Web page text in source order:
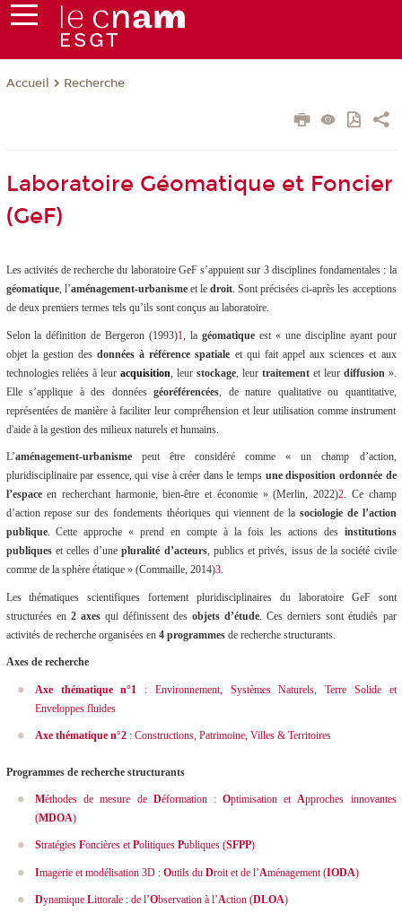
Accueil Recherche
Laboratoire Géomatique et Foncier
(GeF)
Les activités de recherche du laboratoire GeF s’appuient sur 3 disciplines fondamentales : la
géomatique, l’aménagement-urbanisme et le droit. Sont précisées ci-après les acceptions
de deux premiers termes tels qu’ils sont conçus au laboratoire.
Selon la définition de Bergeron (1993)1, la géomatiqueest « une discipline ayant pour
objet la gestion desdonnées à référence spatiale et qui fait appel aux sciences et aux
technologies reliées à leuracquisition, leurstockage, leur traitementet leur diffusion ».
Elle s’applique à des donnéesgéoréférencées, de nature qualitative ou quantitative,
représentées de manière à faciliter leur compréhension et leur utilisation comme instrument
d'aide à la gestion des milieux naturels et humains.
L’aménagement-urbanisme peut être considéré comme «un champ d’action,
pluridisciplinaire par essence, qui vise à créer dans le temps une disposition ordonnée de
l’espaceen recherchant harmonie, bien-être et économie» (Merlin, 2022)2. Ce champ
d’action repose sur des fondements théoriques qui viennent de la sociologie de l’action
publique. Cette approche «prend en compte à la fois les actions des institutions
publiqueset celles d’unepluralité d’acteurs, publics et privés, issus de la société civile
comme de la sphère étatique» (Commaille, 2014)3.
Les thématiques scientifiques fortement pluridisciplinaires du laboratoire GeF sont
structurées en 2 axesqui définissent desobjets d’étude . Ces derniers sont étudiés par
activités de recherche organisées en 4 programmesde recherche structurants.
Axes de recherche
Axe thématique n°1
: Environnement, Systèmes Naturels, Terre Solide et
Enveloppes fluides
Axe thématique n°2 : Constructions, Patrimoine, Villes & Territoires
Programmes de recherche structurants
Méthodes de mesure de Déformation :Optimisation etApproches innovantes
(MDOA)
Stratégies Foncières etPolitiques Publiques (SFPP)
Imagerie et modélisation 3D : Outils du Droit et de l’Aménagement (IODA)
Dynamique Littorale : de l’Observation à l’Action (DLOA)